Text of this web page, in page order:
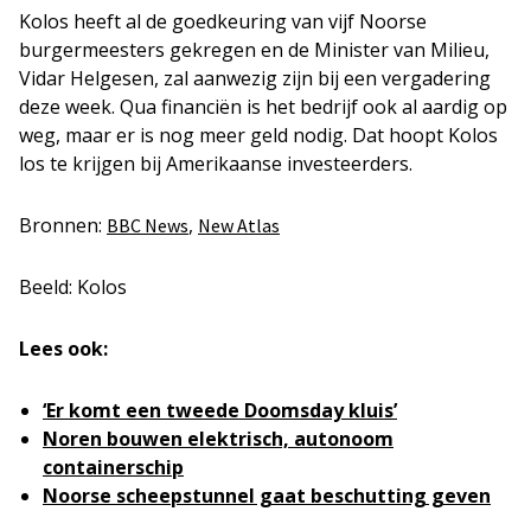
Kolos heeft al de goedkeuring van vijf Noorse
burgermeesters gekregen en de Minister van Milieu,
Vidar Helgesen, zal aanwezig zijn bij een vergadering
deze week. Qua financiën is het bedrijf ook al aardig op
weg, maar er is nog meer geld nodig. Dat hoopt Kolos
los te krijgen bij Amerikaanse investeerders.
Bronnen: BBC News, New Atlas
Beeld: Kolos
Lees ook:
‘Er komt een tweede Doomsday kluis’
Noren bouwen elektrisch, autonoom
containerschip
Noorse scheepstunnel gaat beschutting geven